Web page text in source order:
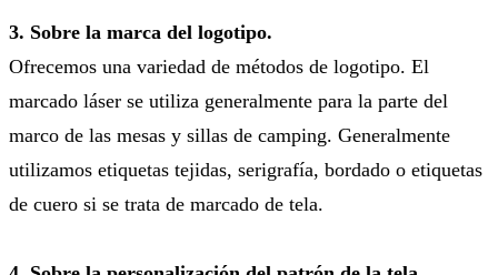
3. Sobre la marca del logotipo.
Ofrecemos una variedad de métodos de logotipo. El
marcado láser se utiliza generalmente para la parte del
marco de las mesas y sillas de camping. Generalmente
utilizamos etiquetas tejidas, serigrafía, bordado o etiquetas
de cuero si se trata de marcado de tela.